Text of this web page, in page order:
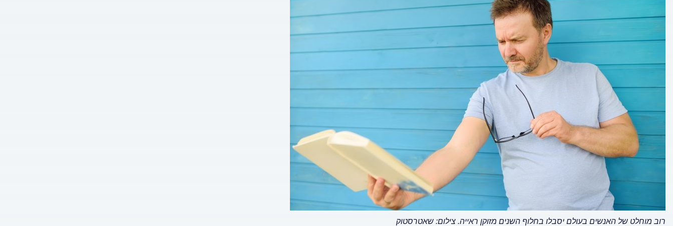
רוב מוחלט של האנשים בעולם יסבלו בחלוף השנים מזוקן ראייה. צילום: שאטרסטוק